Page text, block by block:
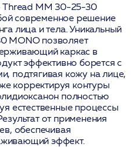
Thread MM 30-25-30
современное решение
лица и тела. Уникальный
MONO позволяет
каркас в
эффективно борется с
подтягивая кожу на лице,
корректируя контуры
полностью
естественные процессы
от применения
обеспечивая
эффект.